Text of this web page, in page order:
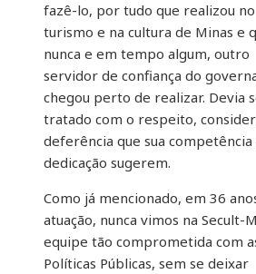
fazê-lo, por tudo que realizou no
turismo e na cultura de Minas e
nunca e em tempo algum, outro
servidor de confiança do
chegou perto de realizar. Devia
tratado com o respeito,
deferência que sua competência
dedicação sugerem.
Como já mencionado, em 36
atuação, nunca vimos na Secult-
equipe tão comprometida com
Políticas Públicas, sem se deixar